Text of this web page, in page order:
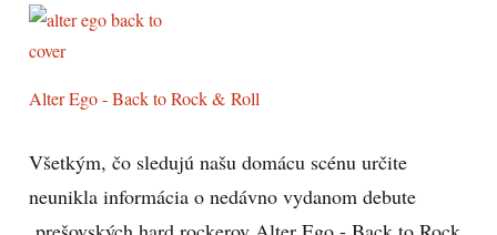
Alter Ego - Back to Rock & Roll
Všetkým, čo sledujú našu domácu scénu určite
neunikla informácia o nedávno vydanom debute